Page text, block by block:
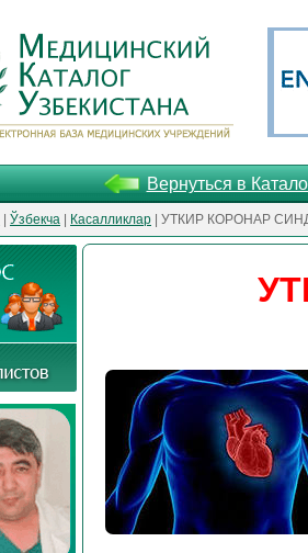
Вернуться в
Ўзбекча Касалликлар | УТКИР КОРОНАР